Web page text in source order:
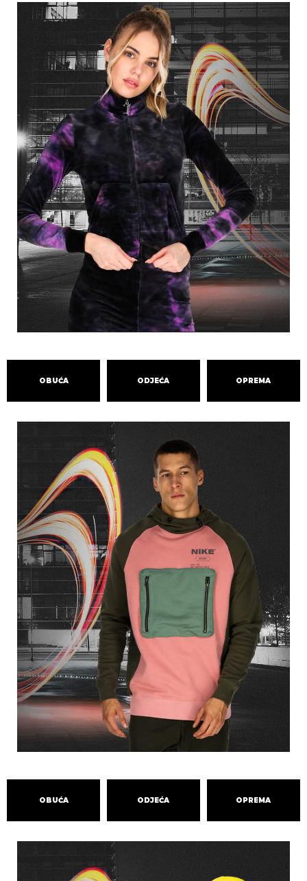
OBUĆA ODJEĆA OPREMA
OBUĆA ODJEĆA OPREMA